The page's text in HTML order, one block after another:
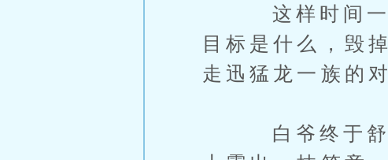
这样时间一久
目标是什么，毁
走迅猛龙一族的
白爷终于舒了